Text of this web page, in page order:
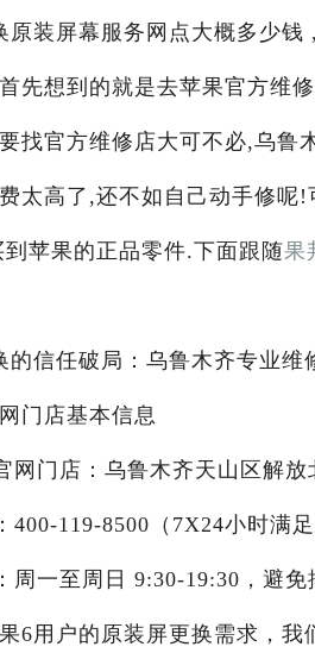
原装屏幕服务网点大概多少钱
先想到的就是去苹果官方维
找官方维修店大可不必,乌鲁
太高了,还不如自己动手修呢
苹果的正品零件.下面跟随果
的信任破局：乌鲁木齐专业维
门店基本信息
网门店：乌鲁木齐天山区解放
400-119-8500（7X24小时满
周一至周日 9:30-19:30，避
6用户的原装屏更换需求，